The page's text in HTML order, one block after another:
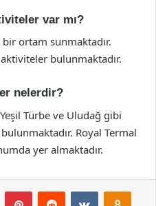
var mı?
ortam sunmaktadır.
bulunmaktadır.
nelerdir?
Türbe ve Uludağ gibi
Royal Termal
yer almaktadır.
PinterestReddit VKontakte